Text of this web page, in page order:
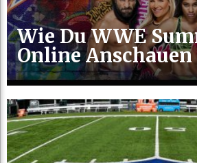
Wie Du WWE
Online